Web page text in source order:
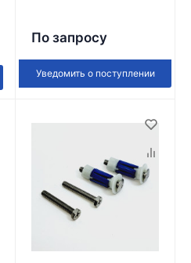
По запросу
Уведомить о поступлении